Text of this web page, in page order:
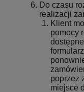
Do czasu
realizacji
Klient
pomocy
poprzez
miejsce